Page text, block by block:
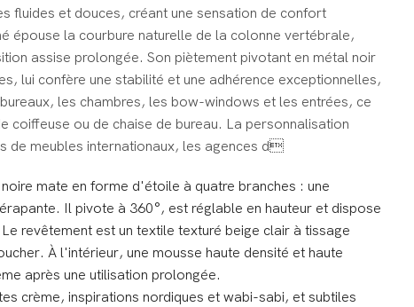
fluides et douces, créant une sensation de confort
épouse la courbure naturelle de la colonne vertébrale,
assise prolongée. Son piètement pivotant en métal noir
lui confère une stabilité et une adhérence exceptionnelles,
les chambres, les bow-windows et les entrées, ce
coiffeuse ou de chaise de bureau. La personnalisation
de meubles internationaux, les agences d
mate en forme d'étoile à quatre branches : une
Il pivote à 360°, est réglable en hauteur et dispose
revêtement est un textile texturé beige clair à tissage
À l'intérieur, une mousse haute densité et haute
après une utilisation prolongée.
crème, inspirations nordiques et wabi-sabi, et subtiles